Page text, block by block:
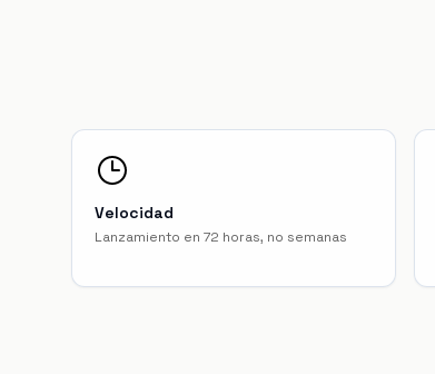
Velocidad
Lanzamiento en 72 horas, no semanas